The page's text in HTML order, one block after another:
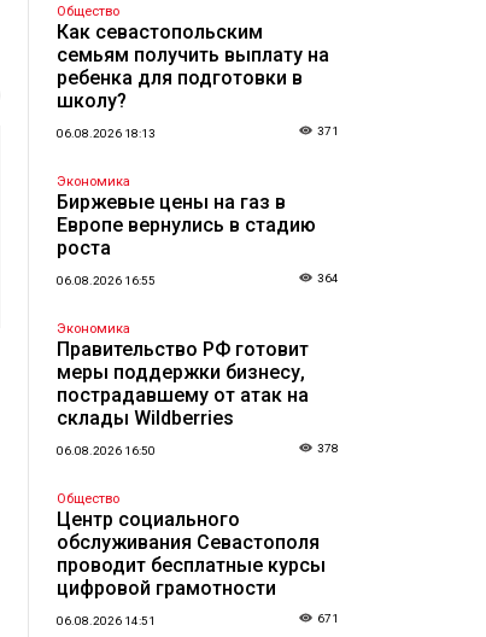
Общество
Как севастопольским
семьям получить выплату на
ребенка для подготовки в
школу?
06.08.2026 18:13 371
Экономика
Биржевые цены на газ в
Европе вернулись в стадию
роста
06.08.2026 16:55 364
Экономика
Правительство РФ готовит
меры поддержки бизнесу,
пострадавшему от атак на
склады Wildberries
06.08.2026 16:50 378
Общество
Центр социального
обслуживания Севастополя
проводит бесплатные курсы
цифровой грамотности
06.08.2026 14:51 671